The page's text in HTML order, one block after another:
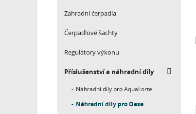
Zahradní čerpadla
Čerpadlové šachty
Regulátory výkonu
Příslušenství a náhradní díly
Náhradní díly pro AquaForte
Náhradní díly pro Oase